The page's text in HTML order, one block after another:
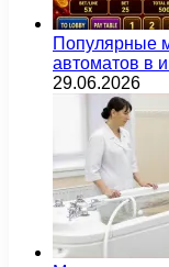
Популярные
автоматов в
29.06.2026